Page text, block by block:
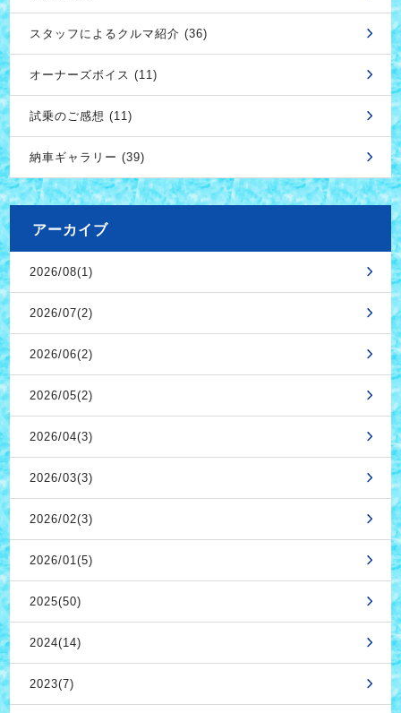
スタッフによるクルマ紹介 (36)
オーナーズボイス (11)
試乗のご感想 (11)
納車ギャラリー (39)
アーカイブ
2026/08(1)
2026/07(2)
2026/06(2)
2026/05(2)
2026/04(3)
2026/03(3)
2026/02(3)
2026/01(5)
2025(50)
2024(14)
2023(7)